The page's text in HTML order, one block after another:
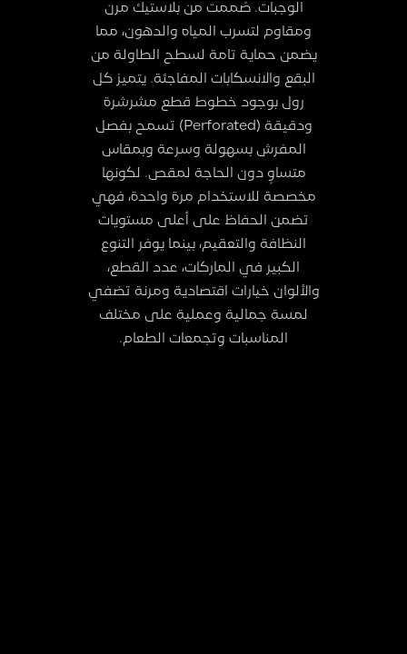
الوجبات. صُممت من بلاستيك مرن
ومقاوم لتسرب المياه والدهون، مما
يضمن حماية تامة لسطح الطاولة من
البقع والانسكابات المفاجئة. يتميز كل
رول بوجود خطوط قطع مشرشرة
ودقيقة (Perforated) تسمح بفصل
المفرش بسهولة وسرعة وبمقاس
متساوٍ دون الحاجة لمقص. لكونها
مخصصة للاستخدام مرة واحدة، فهي
تضمن الحفاظ على أعلى مستويات
النظافة والتعقيم، بينما يوفر التنوع
الكبير في الماركات، عدد القطع،
والألوان خيارات اقتصادية ومرنة تضفي
لمسة جمالية وعملية على مختلف
المناسبات وتجمعات الطعام.